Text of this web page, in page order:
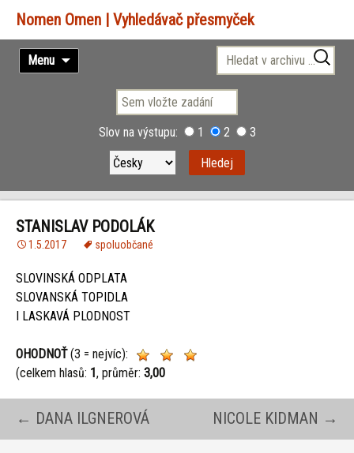
Vyhledávač přesmyček
Menu
Přejít
k
Vyhledávání
Slov na výstupu: 1 2 3
STANISLAV PODOLÁK
1.5.2017 spoluobčané
SLOVINSKÁ ODPLATA
SLOVANSKÁ TOPIDLA
I LASKAVÁ PLODNOST
OHODNOŤ(3 = nejvíc):
(celkem hlasů: 1, průměr: 3,00
Navigace
← DANA ILGNEROVÁ NICOLE KIDMAN →